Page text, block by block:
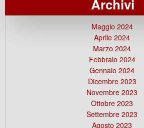
Archivi
Maggio 2024
Aprile 2024
Marzo 2024
Febbraio 2024
Gennaio 2024
Dicembre 2023
Novembre 2023
Ottobre 2023
Settembre 2023
Agosto 2023